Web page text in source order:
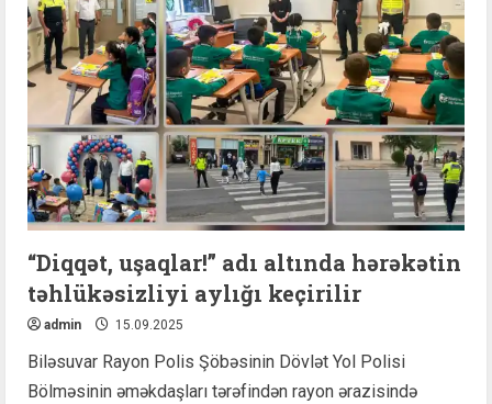
şəraiti
açıqlanıb
“Diqqət, uşaqlar!” adı altında hərəkətin
təhlükəsizliyi aylığı keçirilir
admin 15.09.2025
Biləsuvar Rayon Polis Şöbəsinin Dövlət Yol Polisi
Bölməsinin əməkdaşları tərəfindən rayon ərazisində